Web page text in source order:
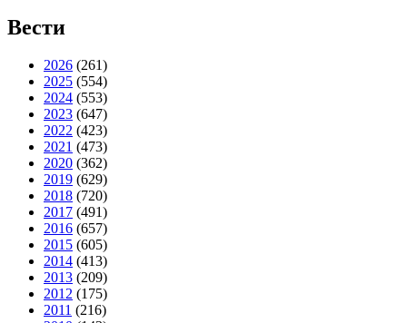
Вести
2026 (261)
2025 (554)
2024 (553)
2023 (647)
2022 (423)
2021 (473)
2020 (362)
2019 (629)
2018 (720)
2017 (491)
2016 (657)
2015 (605)
2014 (413)
2013 (209)
2012 (175)
2011 (216)